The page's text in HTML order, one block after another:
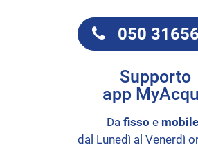
050
Supporto
app
Da fisso e mobile
dal Lunedì al Venerdì